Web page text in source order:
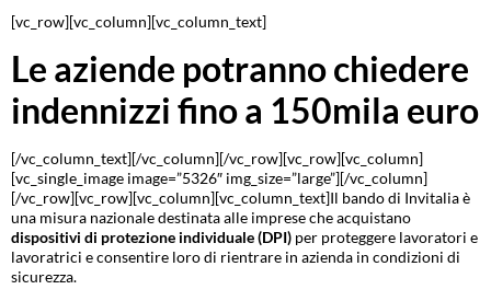
[vc_row][vc_column][vc_column_text]
Le aziende potranno chiedere
indennizzi fino a 150mila euro
[/vc_column_text][/vc_column][/vc_row][vc_row][vc_column]
[vc_single_image image=”5326″ img_size=”large”][/vc_column]
[/vc_row][vc_row][vc_column][vc_column_text]Il bando di Invitalia è
una misura nazionale destinata alle imprese che acquistano
dispositivi di protezione individuale (DPI) per proteggere lavoratori e
lavoratrici e consentire loro di rientrare in azienda in condizioni di
sicurezza.